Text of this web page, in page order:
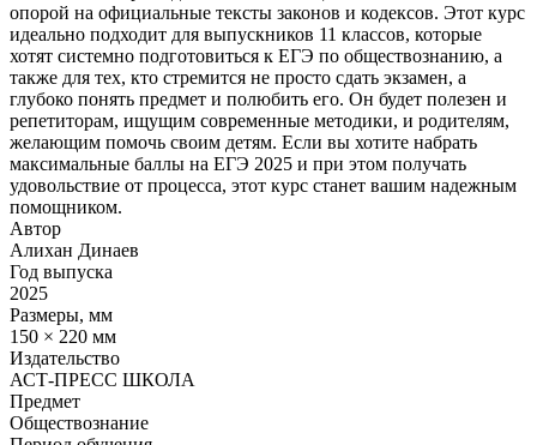
опорой на официальные тексты законов и кодексов. Этот курс
идеально подходит для выпускников 11 классов, которые
хотят системно подготовиться к ЕГЭ по обществознанию, а
также для тех, кто стремится не просто сдать экзамен, а
глубоко понять предмет и полюбить его. Он будет полезен и
репетиторам, ищущим современные методики, и родителям,
желающим помочь своим детям. Если вы хотите набрать
максимальные баллы на ЕГЭ 2025 и при этом получать
удовольствие от процесса, этот курс станет вашим надежным
помощником.
Автор
Алихан Динаев
Год выпуска
2025
Размеры, мм
150 × 220 мм
Издательство
АСТ-ПРЕСС ШКОЛА
Предмет
Обществознание